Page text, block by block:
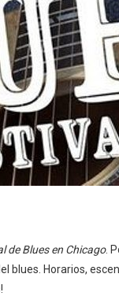
de Blues en Chicago.
blues. Horarios,